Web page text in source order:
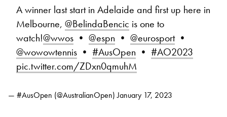
A winner last start in Adelaide and first up here in
Melbourne, @BelindaBencic is one to
watch!@wwos • @espn • @eurosport•
@wowowtennis • #AusOpen • #AO2023
pic.twitter.com/ZDxn0qmuhM
— #AusOpen (@AustralianOpen)January 17, 2023